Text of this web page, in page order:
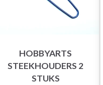
HOBBYARTS
STEEKHOUDERS 2
STUKS